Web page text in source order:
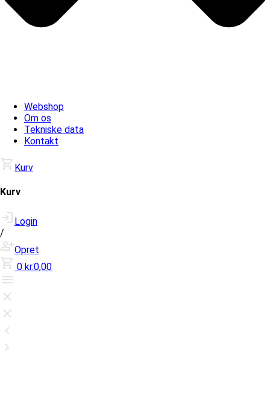
Webshop
Om os
Tekniske data
Kontakt
Kurv
Kurv
Login
/
Opret
0 kr.0,00